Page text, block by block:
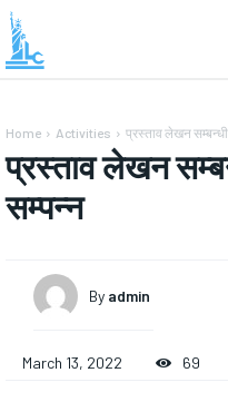
Home Activities प्रस्ताव लेखन सम्बन्धी
प्रस्ताव लेखन
सम्पन्न
By admin
March 13, 2022 69